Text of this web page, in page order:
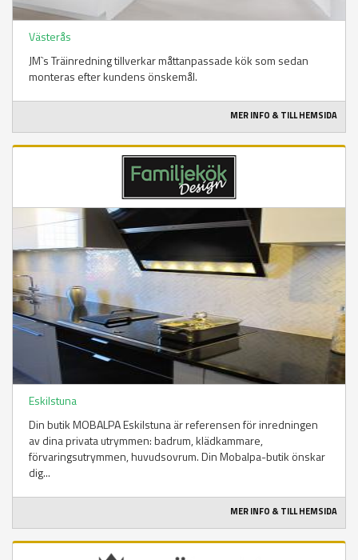
Västerås
JM`s Träinredning tillverkar måttanpassade kök som sedan
monteras efter kundens önskemål.
MER INFO & TILL HEMSIDA
Eskilstuna
Din butik MOBALPA Eskilstuna är referensen för inredningen
av dina privata utrymmen: badrum, klädkammare,
förvaringsutrymmen, huvudsovrum. Din Mobalpa-butik önskar
dig...
MER INFO & TILL HEMSIDA